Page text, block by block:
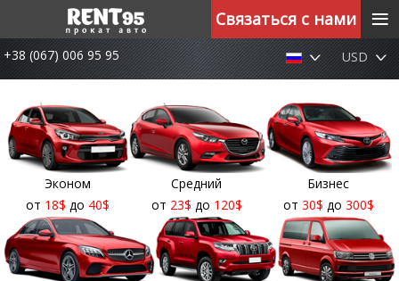
+38 (067) 006 95 95 USD
Эконом
от 18$ до 40$
Средний
от 23$ до 120$
Бизнес
от 30$ до 300$
Связаться с нами ≡